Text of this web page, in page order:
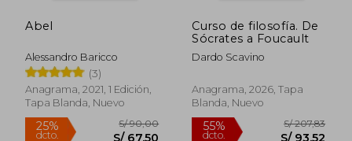
Rápido
Abel
Alessandro Baricco
(3)
Anagrama, 2021, 1 Edición,
Tapa Blanda, Nuevo
Curso de filosofía. De
Sócrates a Foucault
Dardo Scavino
Anagrama, 2026, Tapa
Blanda, Nuevo